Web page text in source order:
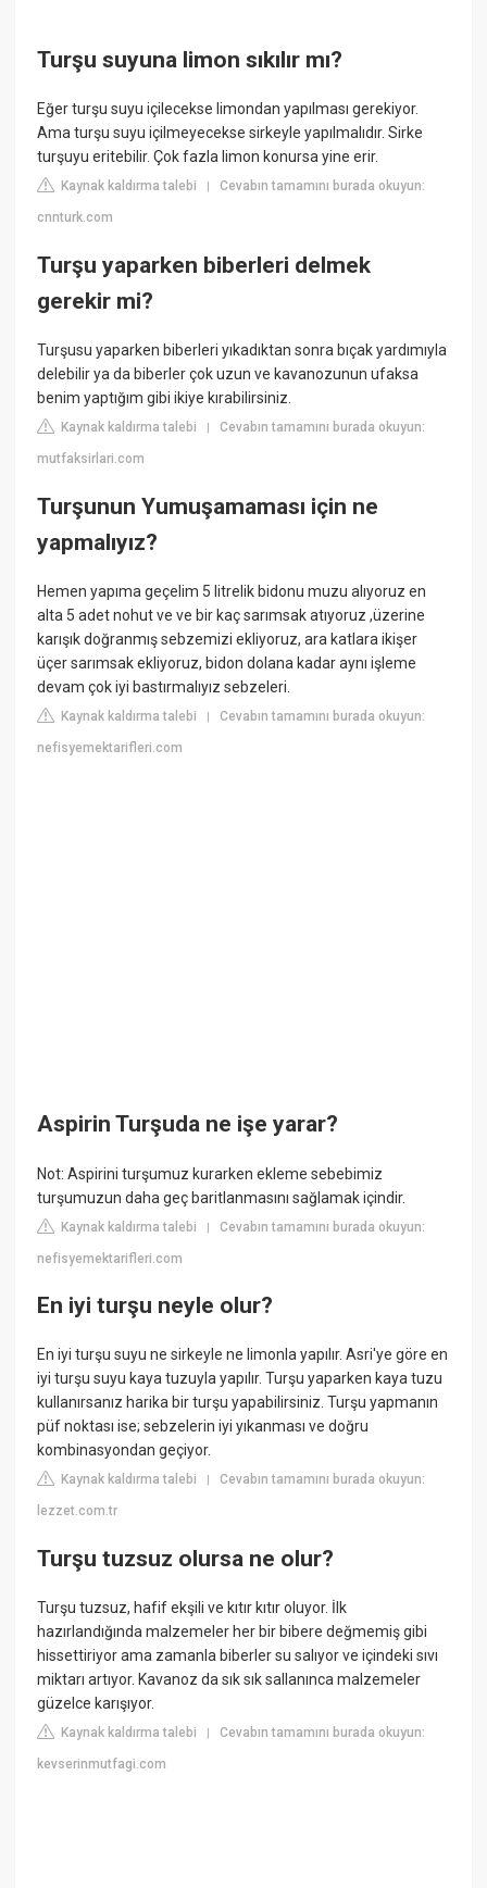
Turşu suyuna limon sıkılır mı?
Eğer turşu suyu içilecekse limondan yapılması gerekiyor.
Ama turşu suyu içilmeyecekse sirkeyle yapılmalıdır. Sirke
turşuyu eritebilir. Çok fazla limon konursa yine erir.
Kaynak kaldırma talebi |Cevabın tamamını burada okuyun:
cnnturk.com
Turşu yaparken biberleri delmek
gerekir mi?
Turşusu yaparken biberleri yıkadıktan sonra bıçak yardımıyla
delebilir ya da biberler çok uzun ve kavanozunun ufaksa
benim yaptığım gibi ikiye kırabilirsiniz.
Kaynak kaldırma talebi |Cevabın tamamını burada okuyun:
mutfaksirlari.com
Turşunun Yumuşamaması için ne
yapmalıyız?
Hemen yapıma geçelim 5 litrelik bidonu muzu alıyoruz en
alta 5 adet nohut ve ve bir kaç sarımsak atıyoruz ,üzerine
karışık doğranmış sebzemizi ekliyoruz, ara katlara ikişer
üçer sarımsak ekliyoruz, bidon dolana kadar aynı işleme
devam çok iyi bastırmalıyız sebzeleri.
Kaynak kaldırma talebi |Cevabın tamamını burada okuyun:
nefisyemektarifleri.com
Aspirin Turşuda ne işe yarar?
Not: Aspirini turşumuz kurarken ekleme sebebimiz
turşumuzun daha geç baritlanmasını sağlamak içindir.
Kaynak kaldırma talebi |Cevabın tamamını burada okuyun:
nefisyemektarifleri.com
En iyi turşu neyle olur?
En iyi turşu suyu ne sirkeyle ne limonla yapılır. Asri'ye göre en
iyi turşu suyu kaya tuzuyla yapılır. Turşu yaparken kaya tuzu
kullanırsanız harika bir turşu yapabilirsiniz. Turşu yapmanın
püf noktası ise; sebzelerin iyi yıkanması ve doğru
kombinasyondan geçiyor.
Kaynak kaldırma talebi |Cevabın tamamını burada okuyun:
lezzet.com.tr
Turşu tuzsuz olursa ne olur?
Turşu tuzsuz, hafif ekşili ve kıtır kıtır oluyor. İlk
hazırlandığında malzemeler her bir bibere değmemiş gibi
hissettiriyor ama zamanla biberler su salıyor ve içindeki sıvı
miktarı artıyor. Kavanoz da sık sık sallanınca malzemeler
güzelce karışıyor.
Kaynak kaldırma talebi |Cevabın tamamını burada okuyun:
kevserinmutfagi.com